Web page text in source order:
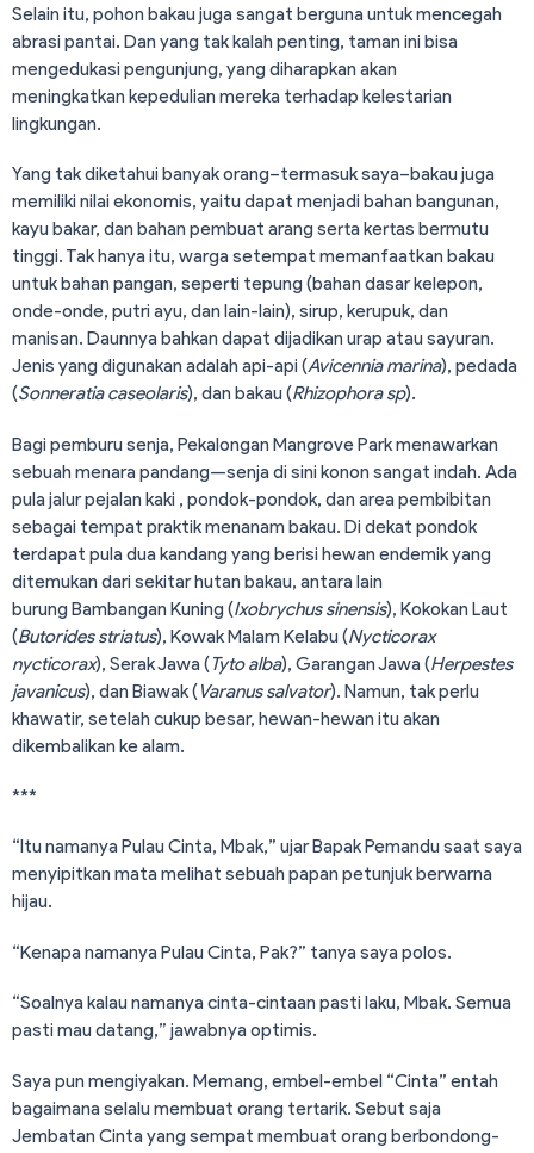
Selain itu, pohon bakau juga sangat berguna untuk mencegah
abrasi pantai. Dan yang tak kalah penting, taman ini bisa
mengedukasi pengunjung, yang diharapkan akan
meningkatkan kepedulian mereka terhadap kelestarian
lingkungan.
Yang tak diketahui banyak orang–termasuk saya–bakau juga
memiliki nilai ekonomis, yaitu dapat menjadi bahan bangunan,
kayu bakar, dan bahan pembuat arang serta kertas bermutu
tinggi. Tak hanya itu, warga setempat memanfaatkan bakau
untuk bahan pangan, seperti tepung (bahan dasar kelepon,
onde-onde, putri ayu, dan lain-lain), sirup, kerupuk, dan
manisan. Daunnya bahkan dapat dijadikan urap atau sayuran.
Jenis yang digunakan adalah api-api (Avicennia marina), pedada
(Sonneratia caseolaris), dan bakau (Rhizophora sp).
Bagi pemburu senja, Pekalongan Mangrove Park menawarkan
sebuah menara pandang—senja di sini konon sangat indah. Ada
pula jalur pejalan kaki , pondok-pondok, dan area pembibitan
sebagai tempat praktik menanam bakau. Di dekat pondok
terdapat pula dua kandang yang berisi hewan endemik yang
ditemukan dari sekitar hutan bakau, antara lain
burung Bambangan Kuning (Ixobrychus sinensis), Kokokan Laut
(Butorides striatus), Kowak Malam Kelabu (Nycticorax
nycticorax), Serak Jawa (Tyto alba), Garangan Jawa (Herpestes
javanicus), dan Biawak (Varanus salvator). Namun, tak perlu
khawatir, setelah cukup besar, hewan-hewan itu akan
dikembalikan ke alam.
***
“Itu namanya Pulau Cinta, Mbak,” ujar Bapak Pemandu saat saya
menyipitkan mata melihat sebuah papan petunjuk berwarna
hijau.
“Kenapa namanya Pulau Cinta, Pak?” tanya saya polos.
“Soalnya kalau namanya cinta-cintaan pasti laku, Mbak. Semua
pasti mau datang,” jawabnya optimis.
Saya pun mengiyakan. Memang, embel-embel “Cinta” entah
bagaimana selalu membuat orang tertarik. Sebut saja
Jembatan Cinta yang sempat membuat orang berbondong-